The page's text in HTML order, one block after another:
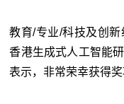
教育/专业/科技及创新
香港生成式人工智能
表示，非常荣幸获得